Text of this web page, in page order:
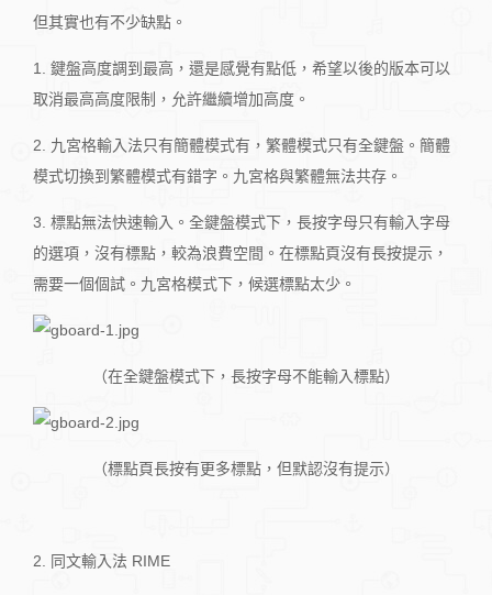
但其實也有不少缺點。
1. 鍵盤高度調到最高，還是感覺有點低，希望以後的版本可以
取消最高高度限制，允許繼續增加高度。
2. 九宮格輸入法只有簡體模式有，繁體模式只有全鍵盤。簡體
模式切換到繁體模式有錯字。九宮格與繁體無法共存。
3. 標點無法快速輸入。全鍵盤模式下，長按字母只有輸入字母
的選項，沒有標點，較為浪費空間。在標點頁沒有長按提示，
需要一個個試。九宮格模式下，候選標點太少。
（在全鍵盤模式下，長按字母不能輸入標點）
（標點頁長按有更多標點，但默認沒有提示）
2. 同文輸入法 RIME